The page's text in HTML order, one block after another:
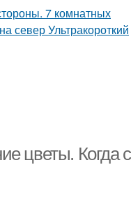
цветы. Когда